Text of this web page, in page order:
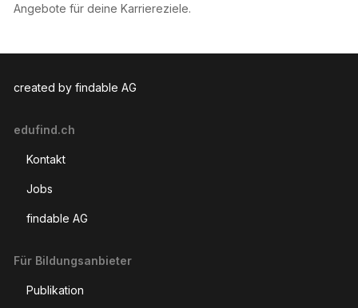
Angebote für deine Karriereziele.
created by findable AG
edufind.ch
Kontakt
Jobs
findable AG
Für Bildungsanbieter
Publikation